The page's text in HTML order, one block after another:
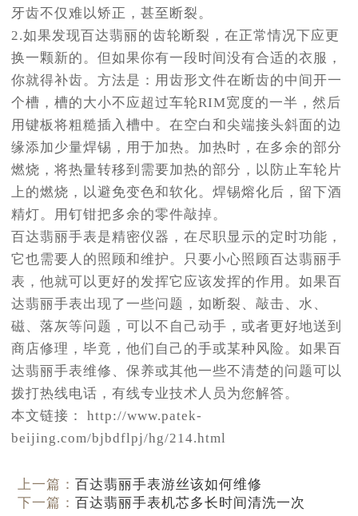
牙齿不仅难以矫正，甚至断裂。
2.如果发现百达翡丽的齿轮断裂，在正常情况下应更
换一颗新的。但如果你有一段时间没有合适的衣服，
你就得补齿。方法是：用齿形文件在断齿的中间开一
个槽，槽的大小不应超过车轮RIM宽度的一半，然后
用键板将粗糙插入槽中。在空白和尖端接头斜面的边
缘添加少量焊锡，用于加热。加热时，在多余的部分
燃烧，将热量转移到需要加热的部分，以防止车轮片
上的燃烧，以避免变色和软化。焊锡熔化后，留下酒
精灯。用钉钳把多余的零件敲掉。
百达翡丽手表是精密仪器，在尽职显示的定时功能，
它也需要人的照顾和维护。只要小心照顾百达翡丽手
表，他就可以更好的发挥它应该发挥的作用。如果百
达翡丽手表出现了一些问题，如断裂、敲击、水、
磁、落灰等问题，可以不自己动手，或者更好地送到
商店修理，毕竟，他们自己的手或某种风险。如果百
达翡丽手表维修、保养或其他一些不清楚的问题可以
拨打热线电话，有线专业技术人员为您解答。
本文链接： http://www.patek-
beijing.com/bjbdflpj/hg/214.html
上一篇：百达翡丽手表游丝该如何维修
下一篇：百达翡丽手表机芯多长时间清洗一次